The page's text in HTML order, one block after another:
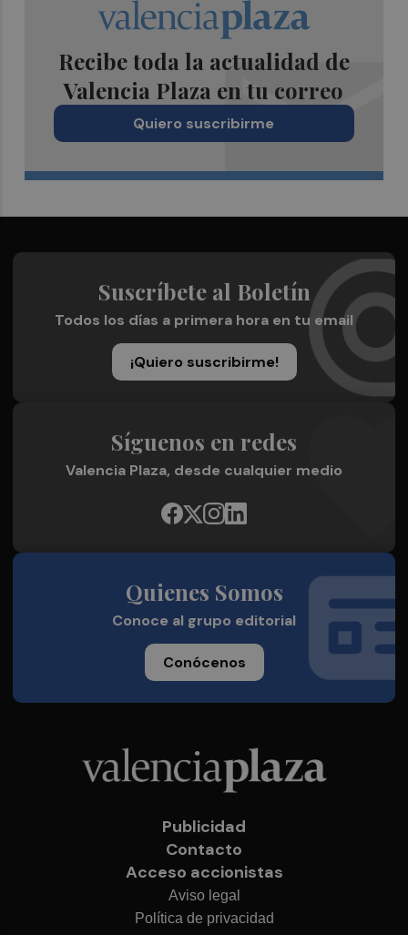
Recibe toda la actualidad de
Valencia Plaza en tu correo
Quiero suscribirme
Suscríbete al Boletín
Todos los días a primera hora en tu email
¡Quiero suscribirme!
Síguenos en redes
Valencia Plaza, desde cualquier medio
Quienes Somos
Conoce al grupo editorial
Conócenos
Publicidad
Contacto
Acceso accionistas
Aviso legal
Política de privacidad